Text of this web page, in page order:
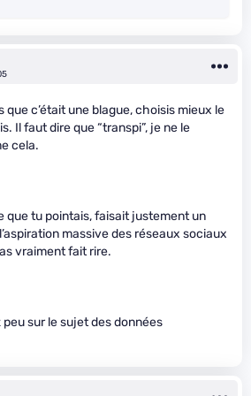
que c’était une blague, choisis mieux le
Il faut dire que “transpi”, je ne le
cela.
que tu pointais, faisait justement un
massive des réseaux sociaux
vraiment fait rire.
sur le sujet des données